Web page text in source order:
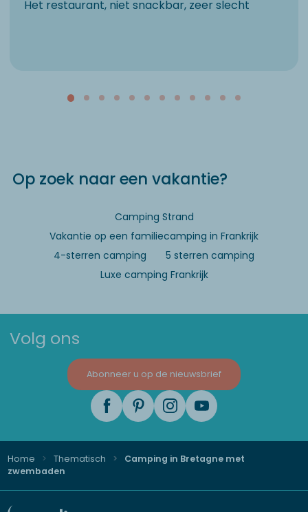
Het restaurant, niet snackbar, zeer slecht
Op zoek naar een vakantie?
Camping Strand
Vakantie op een familiecamping in Frankrijk
4-sterren camping
5 sterren camping
Luxe camping Frankrijk
Volg ons
Abonneer u op de nieuwsbrief
Home Thematisch
Camping in Bretagne met
zwembaden